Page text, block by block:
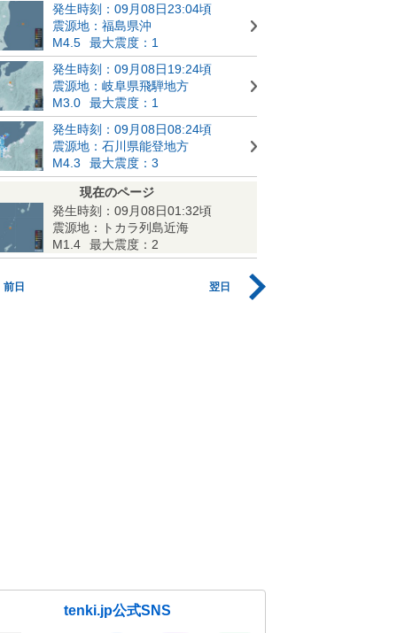
発生時刻：09月08日23:04頃
震源地：福島県沖
M4.5
最大震度：1
発生時刻：09月08日19:24頃
震源地：岐阜県飛騨地方
M3.0
最大震度：1
発生時刻：09月08日08:24頃
震源地：石川県能登地方
M4.3
最大震度：3
現在のページ
発生時刻：09月08日01:32頃
震源地：トカラ列島近海
M1.4
最大震度：2
前日 翌日
tenki.jp公式SNS